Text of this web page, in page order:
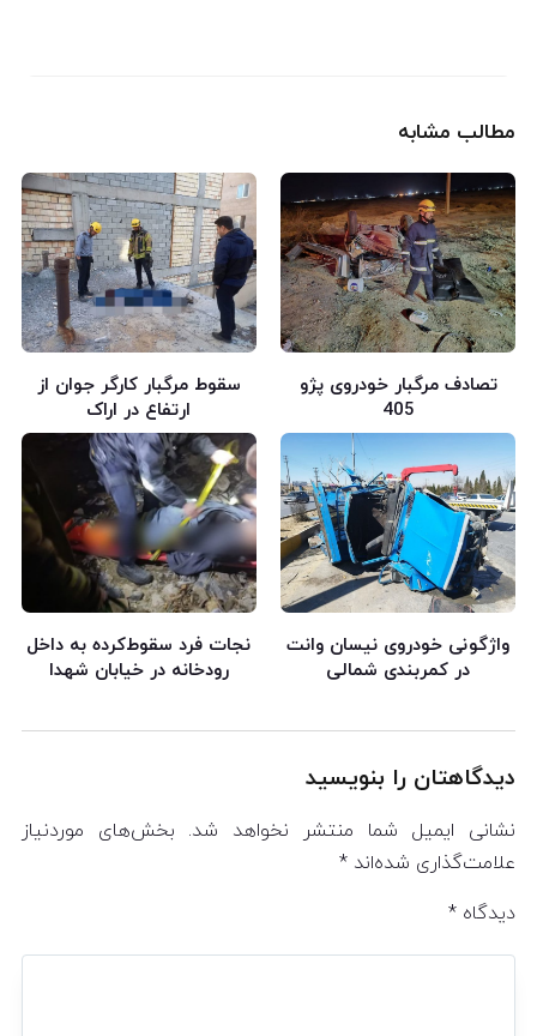
مطالب مشابه
تصادف مرگبار خودروی پژو
405
سقوط مرگبار کارگر جوان از
ارتفاع در اراک
واژگونی خودروی نیسان وانت
در کمربندی شمالی
نجات فرد سقوط‌کرده به داخل
رودخانه در خیابان شهدا
دیدگاهتان را بنویسید
نشانی ایمیل شما منتشر نخواهد شد. بخش‌های موردنیاز
علامت‌گذاری شده‌اند *
دیدگاه *